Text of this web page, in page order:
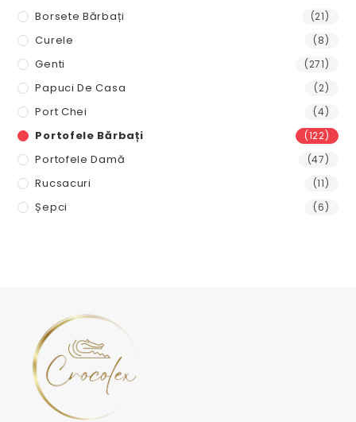
Borsete Bărbați (21)
Curele (8)
Genti (271)
Papuci De Casa (2)
Port Chei (4)
Portofele Bărbați (122)
Portofele Damă (47)
Rucsacuri (11)
Șepci (6)